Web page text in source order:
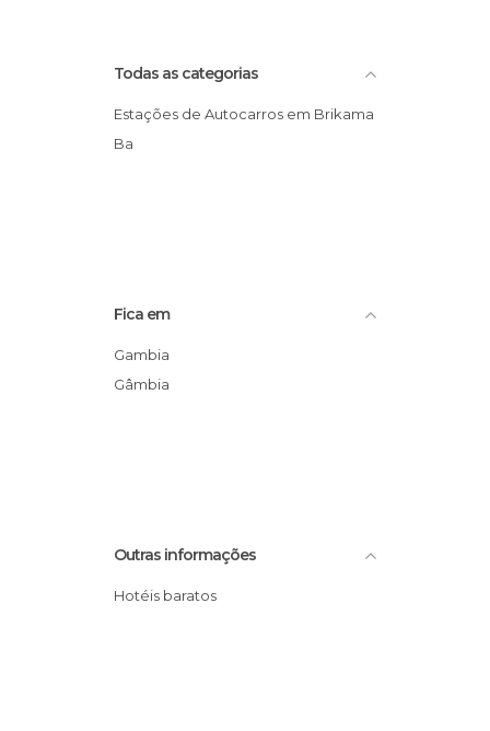
Todas as categorias
Estações de Autocarros em Brikama
Ba
Fica em
Gambia
Gâmbia
Outras informações
Hotéis baratos